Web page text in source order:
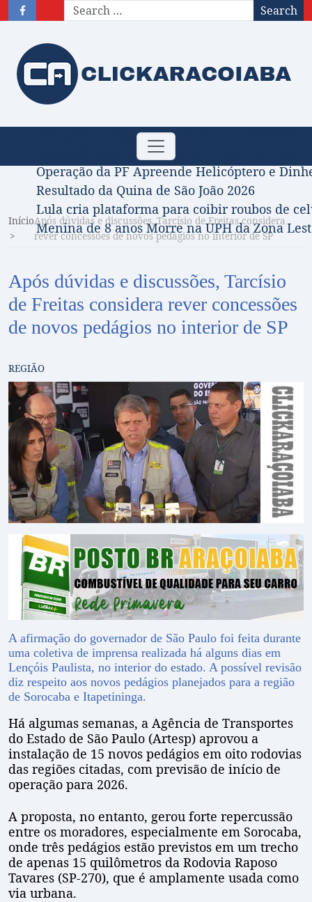
Search
Toggle
navigation
Obituário – Nota de falecimento: 31/07/2026
Comissão Aprova Projeto de Jilmar Tatto
Operação da PF Apreende Helicóptero e
Resultado da Quina de São João 2026
Lula cria plataforma para coibir roubos de
Menina de 8 anos Morre na UPH da Zona
InícioApós dúvidas e discussões, Tarcísio de Freitas considera
rever concessões de novos pedágios no interior de SP
Após dúvidas e discussões, Tarcísio
de Freitas considera rever concessões
de novos pedágios no interior de SP
REGIÃO
A afirmação do governador de São Paulo foi feita durante
uma coletiva de imprensa realizada há alguns dias em
Lençóis Paulista, no interior do estado. A possível revisão
diz respeito aos novos pedágios planejados para a região
de Sorocaba e Itapetininga.
Há algumas semanas, a Agência de Transportes
do Estado de São Paulo (Artesp) aprovou a
instalação de 15 novos pedágios em oito rodovias
das regiões citadas, com previsão de início de
operação para 2026.
A proposta, no entanto, gerou forte repercussão
entre os moradores, especialmente em Sorocaba,
onde três pedágios estão previstos em um trecho
de apenas 15 quilômetros da Rodovia Raposo
Tavares (SP-270), que é amplamente usada como
via urbana.